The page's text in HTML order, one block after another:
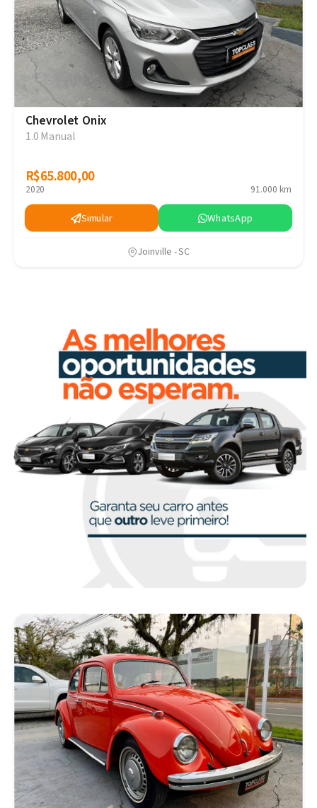
Chevrolet Onix
1.0 Manual
R$65.800,00
R$65.800,00
2020 91.000 km
Simular WhatsApp
Joinville - SC